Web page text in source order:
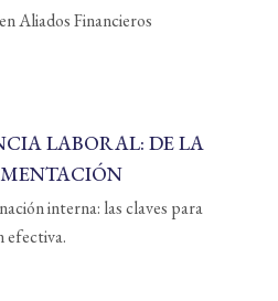
Aliados Financieros
LABORAL: DE LA
interna: las claves para
efectiva.